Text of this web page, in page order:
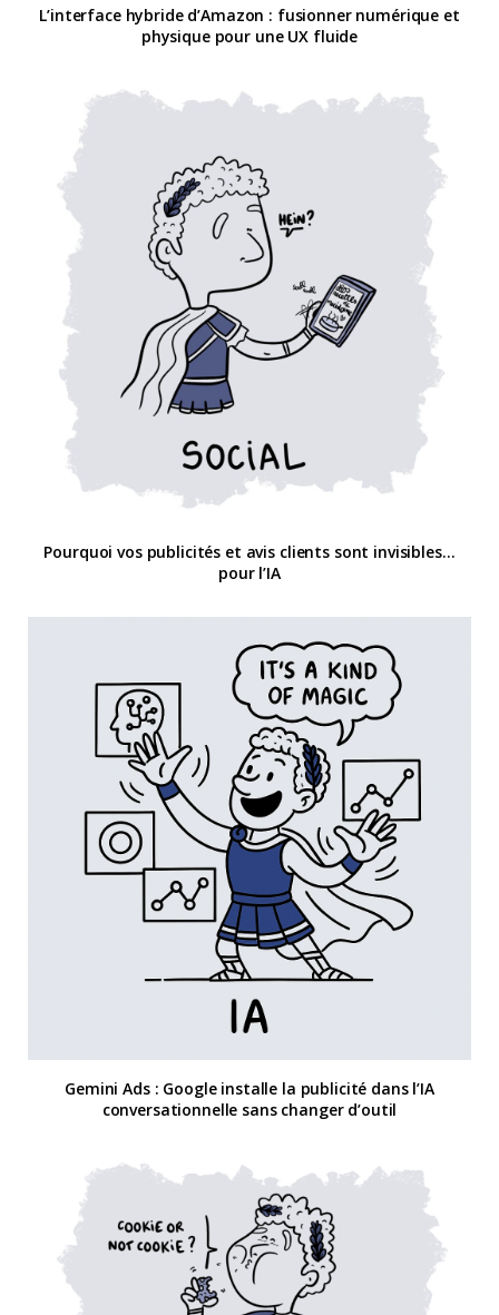
L’interface hybride d’Amazon : fusionner numérique et
physique pour une UX fluide
Pourquoi vos publicités et avis clients sont invisibles…
pour l’IA
Gemini Ads : Google installe la publicité dans l’IA
conversationnelle sans changer d’outil